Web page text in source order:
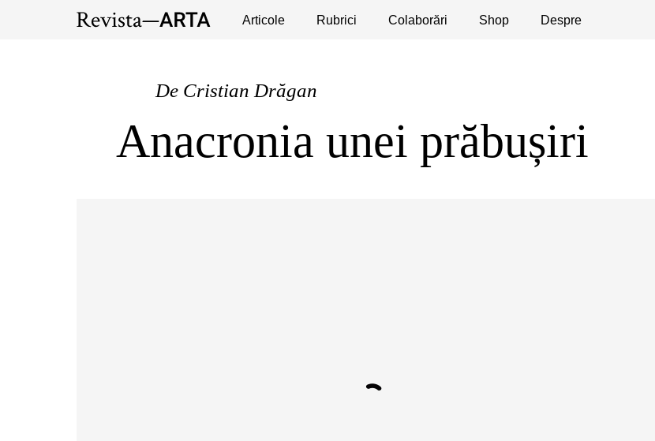
Articole Rubrici Colaborări Shop Despre
Expoziții Evenimente Interviuri Publicaţii Dezbateri Apeluri
De Cristian Drăgan
Anacronia unei prăbușiri